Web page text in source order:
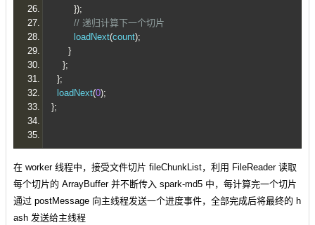
});
// 递归计算下一个切片
loadNext(count);
}
};
};
loadNext(0);
};
在 worker 线程中，接受文件切片 fileChunkList，利用 FileReader 读取
每个切片的 ArrayBuffer 并不断传入 spark-md5 中，每计算完一个切片
通过 postMessage 向主线程发送一个进度事件，全部完成后将最终的 h
ash 发送给主线程